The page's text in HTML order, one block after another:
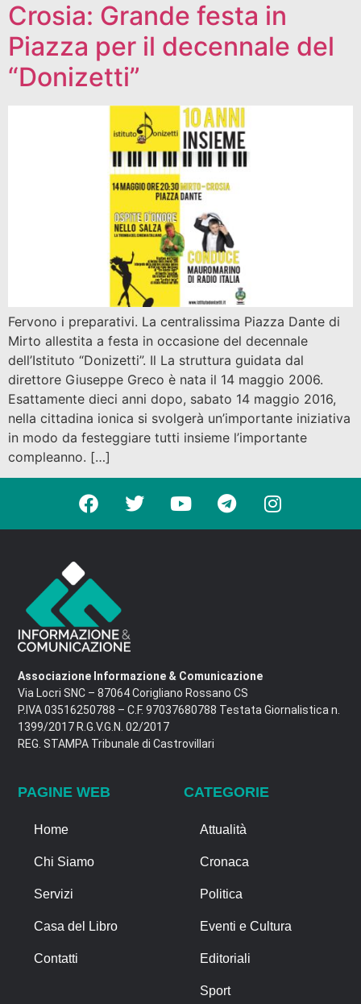
Crosia: Grande festa in
Piazza per il decennale del
“Donizetti”
Fervono i preparativi. La centralissima Piazza Dante di
Mirto allestita a festa in occasione del decennale
dell’Istituto “Donizetti”. Il La struttura guidata dal
direttore Giuseppe Greco è nata il 14 maggio 2006.
Esattamente dieci anni dopo, sabato 14 maggio 2016,
nella cittadina ionica si svolgerà un’importante iniziativa
in modo da festeggiare tutti insieme l’importante
compleanno. […]
Associazione Informazione & Comunicazione
Via Locri SNC – 87064 Corigliano Rossano CS
P.IVA 03516250788 – C.F. 97037680788 Testata Giornalistica n.
1399/2017 R.G.V.G.N. 02/2017
REG. STAMPA Tribunale di Castrovillari
PAGINE WEB
Home
Chi Siamo
Servizi
Casa del Libro
Contatti
CATEGORIE
Attualità
Cronaca
Politica
Eventi e Cultura
Editoriali
Sport